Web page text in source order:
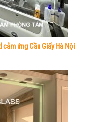
ứng Cầu Giấy Hà Nội